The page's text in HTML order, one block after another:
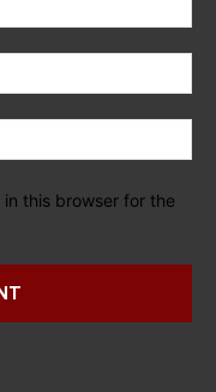
this browser for the